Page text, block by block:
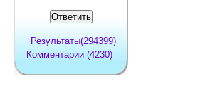
Результаты(294399)
Комментарии (4230)